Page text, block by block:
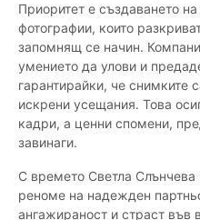
Приоритет е създаването
фотографии, които
запомнящ се начин.
умението да улови и
гарантирайки, че снимките
искрени усещания. Това
кадри, а ценни спомени,
завинаги.
С времето Светла
реноме на надежден
ангажираност и страст във